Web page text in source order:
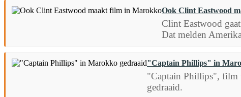
Ook Clint Eastwood
Clint Eastwood
Dat melden
"Captain Phillips" in
"Captain Phillips", film
gedraaid.